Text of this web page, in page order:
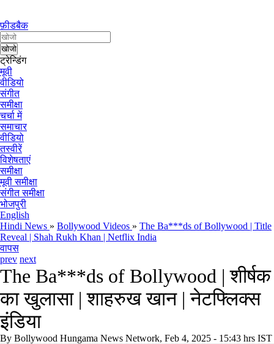
फ़ीडबैक
ट्रेन्डिंग
मूवी
वीडियो
संगीत
समीक्षा
चर्चा में
समाचार
वीडियो
तस्वीरें
विशेषताएं
समीक्षा
मूवी समीक्षा
संगीत समीक्षा
भोजपुरी
English
Hindi News » Bollywood Videos » The Ba***ds of Bollywood | Title
Reveal | Shah Rukh Khan | Netflix India
वापस
prev next
The Ba***ds of Bollywood | शीर्षक
का खुलासा | शाहरुख खान | नेटफ्लिक्स
इंडिया
By Bollywood Hungama News Network, Feb 4, 2025 - 15:43 hrs IST